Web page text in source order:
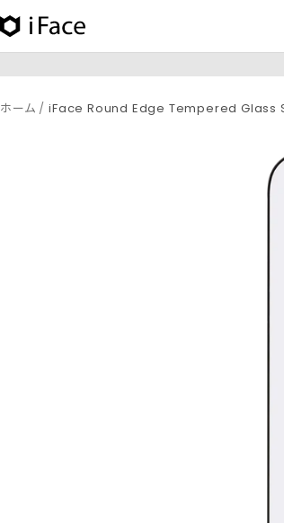
コ
ン
ツ
iFace
日
本
公ホーム iFace Round Edge Tempered Glass